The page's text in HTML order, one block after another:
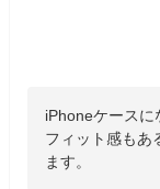
iPhoneケースに
フィット感もあ
ます。